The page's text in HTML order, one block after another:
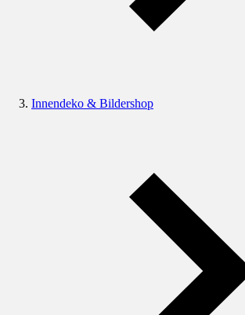
Innendeko & Bildershop